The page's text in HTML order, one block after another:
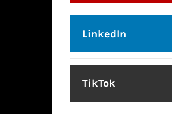
LinkedIn
TikTok